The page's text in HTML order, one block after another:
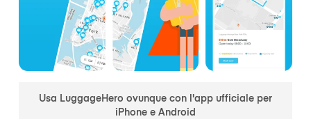
Usa LuggageHero ovunque con l'app ufficiale per
iPhone e Android